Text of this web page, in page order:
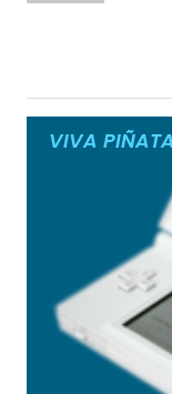
VIVA